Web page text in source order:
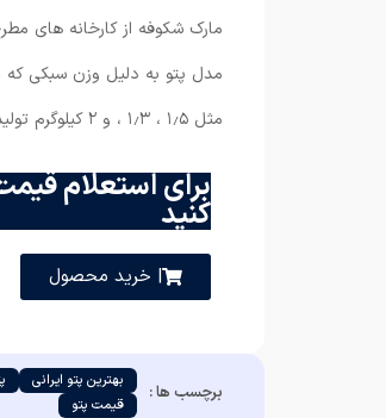
مارک شکوفه از کارخانه های
مدل پتو به دلیل وزن سبکی که
مثل ۱٫۵ ، ۱٫۳ ، و ۲ کیلوگرم تولید می شود که هر کدام قیمت های مختلفی دارند.
برای استعلام
کنید
| خرید محصول
برچسب ها : بهترین پتو ایرانی
قیمت پتو